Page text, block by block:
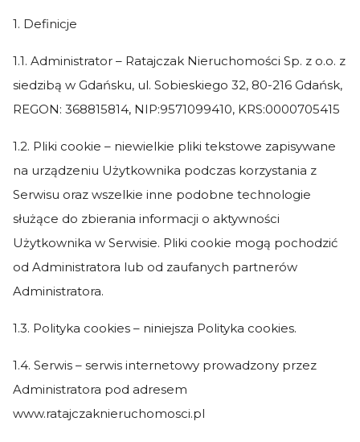
1. Definicje
1.1. Administrator – Ratajczak Nieruchomości Sp. z o.o. z
siedzibą w Gdańsku, ul. Sobieskiego 32, 80-216 Gdańsk,
REGON: 368815814, NIP:9571099410, KRS:0000705415
1.2. Pliki cookie – niewielkie pliki tekstowe zapisywane
na urządzeniu Użytkownika podczas korzystania z
Serwisu oraz wszelkie inne podobne technologie
służące do zbierania informacji o aktywności
Użytkownika w Serwisie. Pliki cookie mogą pochodzić
od Administratora lub od zaufanych partnerów
Administratora.
1.3. Polityka cookies – niniejsza Polityka cookies.
1.4. Serwis – serwis internetowy prowadzony przez
Administratora pod adresem
www.ratajczaknieruchomosci.pl